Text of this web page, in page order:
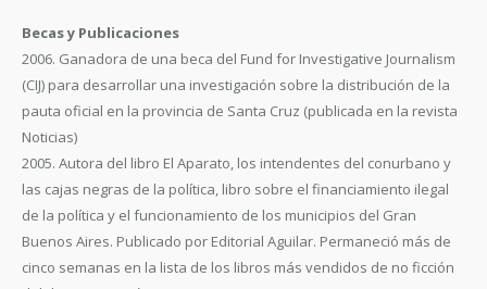
Becas y Publicaciones
2006. Ganadora de una beca del Fund for Investigative Journalism
(CIJ) para desarrollar una investigación sobre la distribución de la
pauta oficial en la provincia de Santa Cruz (publicada en la revista
Noticias)
2005. Autora del libro El Aparato, los intendentes del conurbano y
las cajas negras de la política, libro sobre el financiamiento ilegal
de la política y el funcionamiento de los municipios del Gran
Buenos Aires. Publicado por Editorial Aguilar. Permaneció más de
cinco semanas en la lista de los libros más vendidos de no ficción